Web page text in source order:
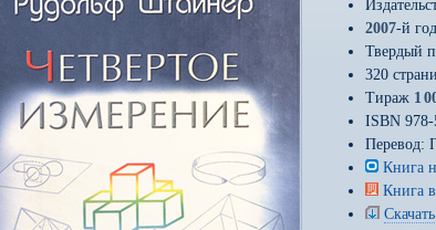
2007-й
Твердый
320
Тираж 1
ISBN
Перевод:
Книга
Книга
Скачать